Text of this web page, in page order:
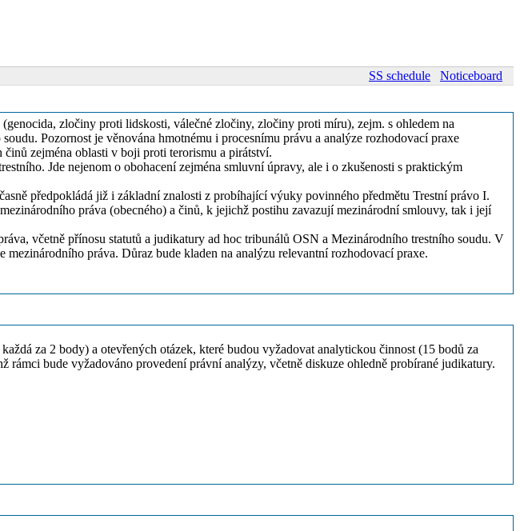
SS schedule
Noticeboard
zločiny proti lidskosti, válečné zločiny, zločiny proti míru), zejm. s ohledem na
Pozornost je věnována hmotnému i procesnímu právu a analýze rozhodovací praxe
zejména oblasti v boji proti terorismu a pirátství.
Jde nejenom o obohacení zejména smluvní úpravy, ale i o zkušenosti s praktickým
předpokládá již i základní znalosti z probíhající výuky povinného předmětu Trestní právo I.
práva (obecného) a činů, k jejichž postihu zavazují mezinárodní smlouvy, tak i její
včetně přínosu statutů a judikatury ad hoc tribunálů OSN a Mezinárodního trestního soudu. V
práva. Důraz bude kladen na analýzu relevantní rozhodovací praxe.
za 2 body) a otevřených otázek, které budou vyžadovat analytickou činnost (15 bodů za
rámci bude vyžadováno provedení právní analýzy, včetně diskuze ohledně probírané judikatury.